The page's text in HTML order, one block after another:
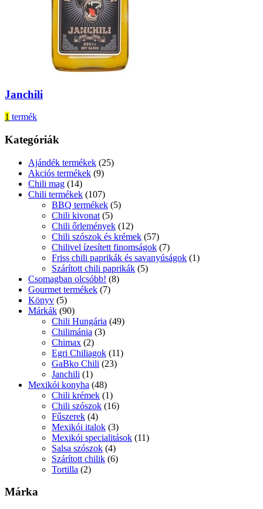
Janchili
1 termék
Kategóriák
Ajándék termékek (25)
Akciós termékek (9)
Chili mag (14)
Chili termékek (107)
BBQ termékek (5)
Chili kivonat (5)
Chili őrlemények (12)
Chili szószok és krémek (57)
Chilivel ízesített finomságok (7)
Friss chili paprikák és savanyúságok (1)
Szárított chili paprikák (5)
Csomagban olcsóbb! (8)
Gourmet termékek (7)
Könyv (5)
Márkák (90)
Chili Hungária (49)
Chilimánia (3)
Chimax (2)
Egri Chiliagok (11)
GaBko Chili (23)
Janchili (1)
Mexikói konyha (48)
Chili krémek (1)
Chili szószok (16)
Fűszerek (4)
Mexikói italok (3)
Mexikói specialitások (11)
Salsa szószok (4)
Szárított chilik (6)
Tortilla (2)
Márka